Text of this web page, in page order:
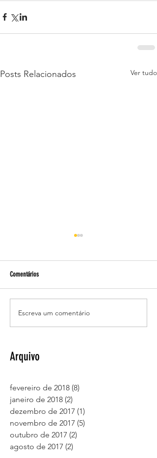
Posts Relacionados Ver tudo
Gol Bola Azul - Dragster Motorsport
Comentários
Escreva um comentário
Arquivo
fevereiro de 2018 (8)
janeiro de 2018 (2)
dezembro de 2017 (1)
novembro de 2017 (5)
outubro de 2017 (2)
agosto de 2017 (2)